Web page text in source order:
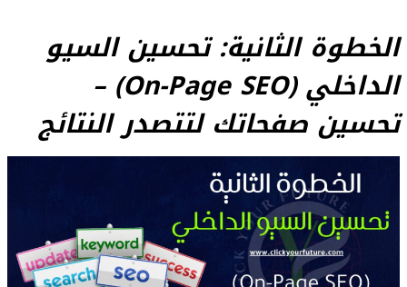
الخطوة الثانية: تحسين السيو
الداخلي (On-Page SEO) –
تحسين صفحاتك لتتصدر النتائج